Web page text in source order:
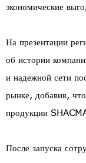
экономические
На презентации
об истории
и надежной сети
рынке, добавив,
продукции
После запуска